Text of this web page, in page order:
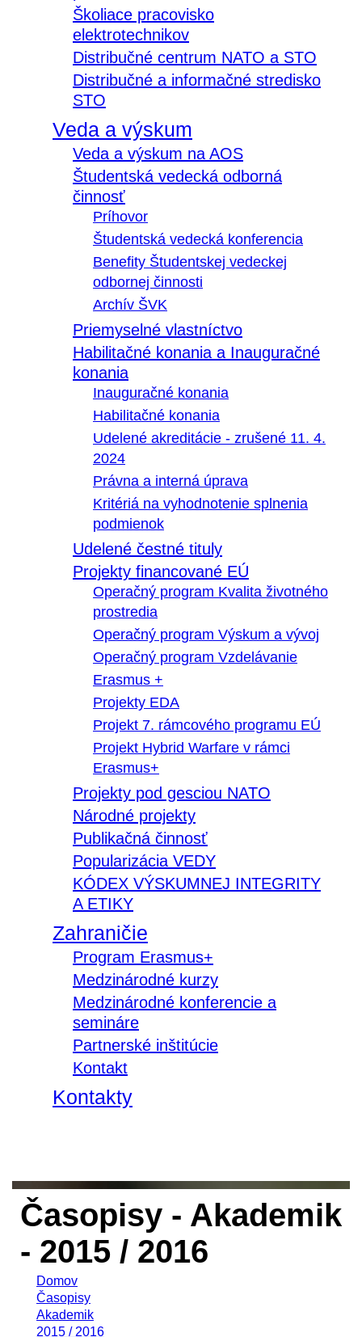
Školiace pracovisko
elektrotechnikov
Distribučné centrum NATO a STO
Distribučné a informačné stredisko
STO
Veda a výskum
Veda a výskum na AOS
Študentská vedecká odborná
činnosť
Príhovor
Študentská vedecká konferencia
Benefity Študentskej vedeckej
odbornej činnosti
Archív ŠVK
Priemyselné vlastníctvo
Habilitačné konania a Inauguračné
konania
Inauguračné konania
Habilitačné konania
Udelené akreditácie - zrušené 11. 4.
2024
Právna a interná úprava
Kritériá na vyhodnotenie splnenia
podmienok
Udelené čestné tituly
Projekty financované EÚ
Operačný program Kvalita životného
prostredia
Operačný program Výskum a vývoj
Operačný program Vzdelávanie
Erasmus +
Projekty EDA
Projekt 7. rámcového programu EÚ
Projekt Hybrid Warfare v rámci
Erasmus+
Projekty pod gesciou NATO
Národné projekty
Publikačná činnosť
Popularizácia VEDY
KÓDEX VÝSKUMNEJ INTEGRITY
A ETIKY
Zahraničie
Program Erasmus+
Medzinárodné kurzy
Medzinárodné konferencie a
semináre
Partnerské inštitúcie
Kontakt
Kontakty
Časopisy - Akademik
- 2015 / 2016
Domov
Časopisy
Akademik
2015 / 2016